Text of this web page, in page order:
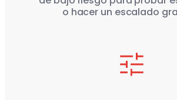
o hacer un escalado